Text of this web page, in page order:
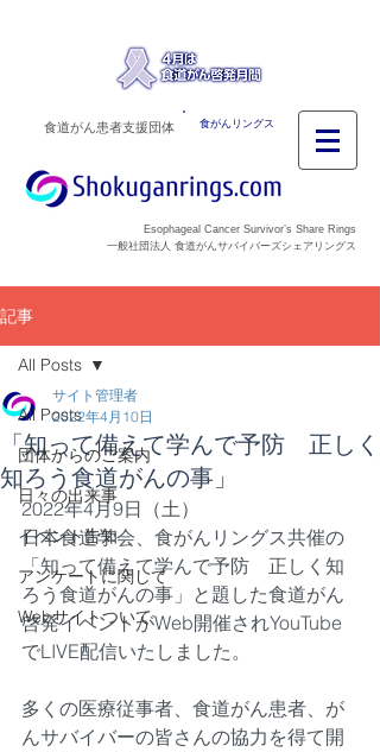
食がんリングス
食道がん患者支援団体
Esophageal Cancer Survivor’s Share Rings
一般社団法人 食道がんサバイバーズシェアリングス
記事
All Posts
団体からのご案内
日々の出来事
イベント告知
アンケートに関して
Webサイトついて
All Posts
「知って備えて学んで予防 正しく
知ろう食道がんの事」
サイト管理者
2022年4月10日
2022年4月9日（土）
日本食道学会、食がんリングス共催の
「知って備えて学んで予防　正しく知
ろう食道がんの事」と題した食道がん
啓発イベントがWeb開催されYouTube
でLIVE配信いたしました。
多くの医療従事者、食道がん患者、が
んサバイバーの皆さんの協力を得て開